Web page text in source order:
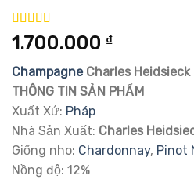
5.00trên 5
dựa trên
5
1.700.000 ₫
ChampagneCharles Heidsieck
THÔNG TIN SẢN PHẨM
Xuất Xứ: Pháp
Nhà Sản Xuất: Charles
Giống nho: Chardonnay, Pinot
Nồng độ: 12%